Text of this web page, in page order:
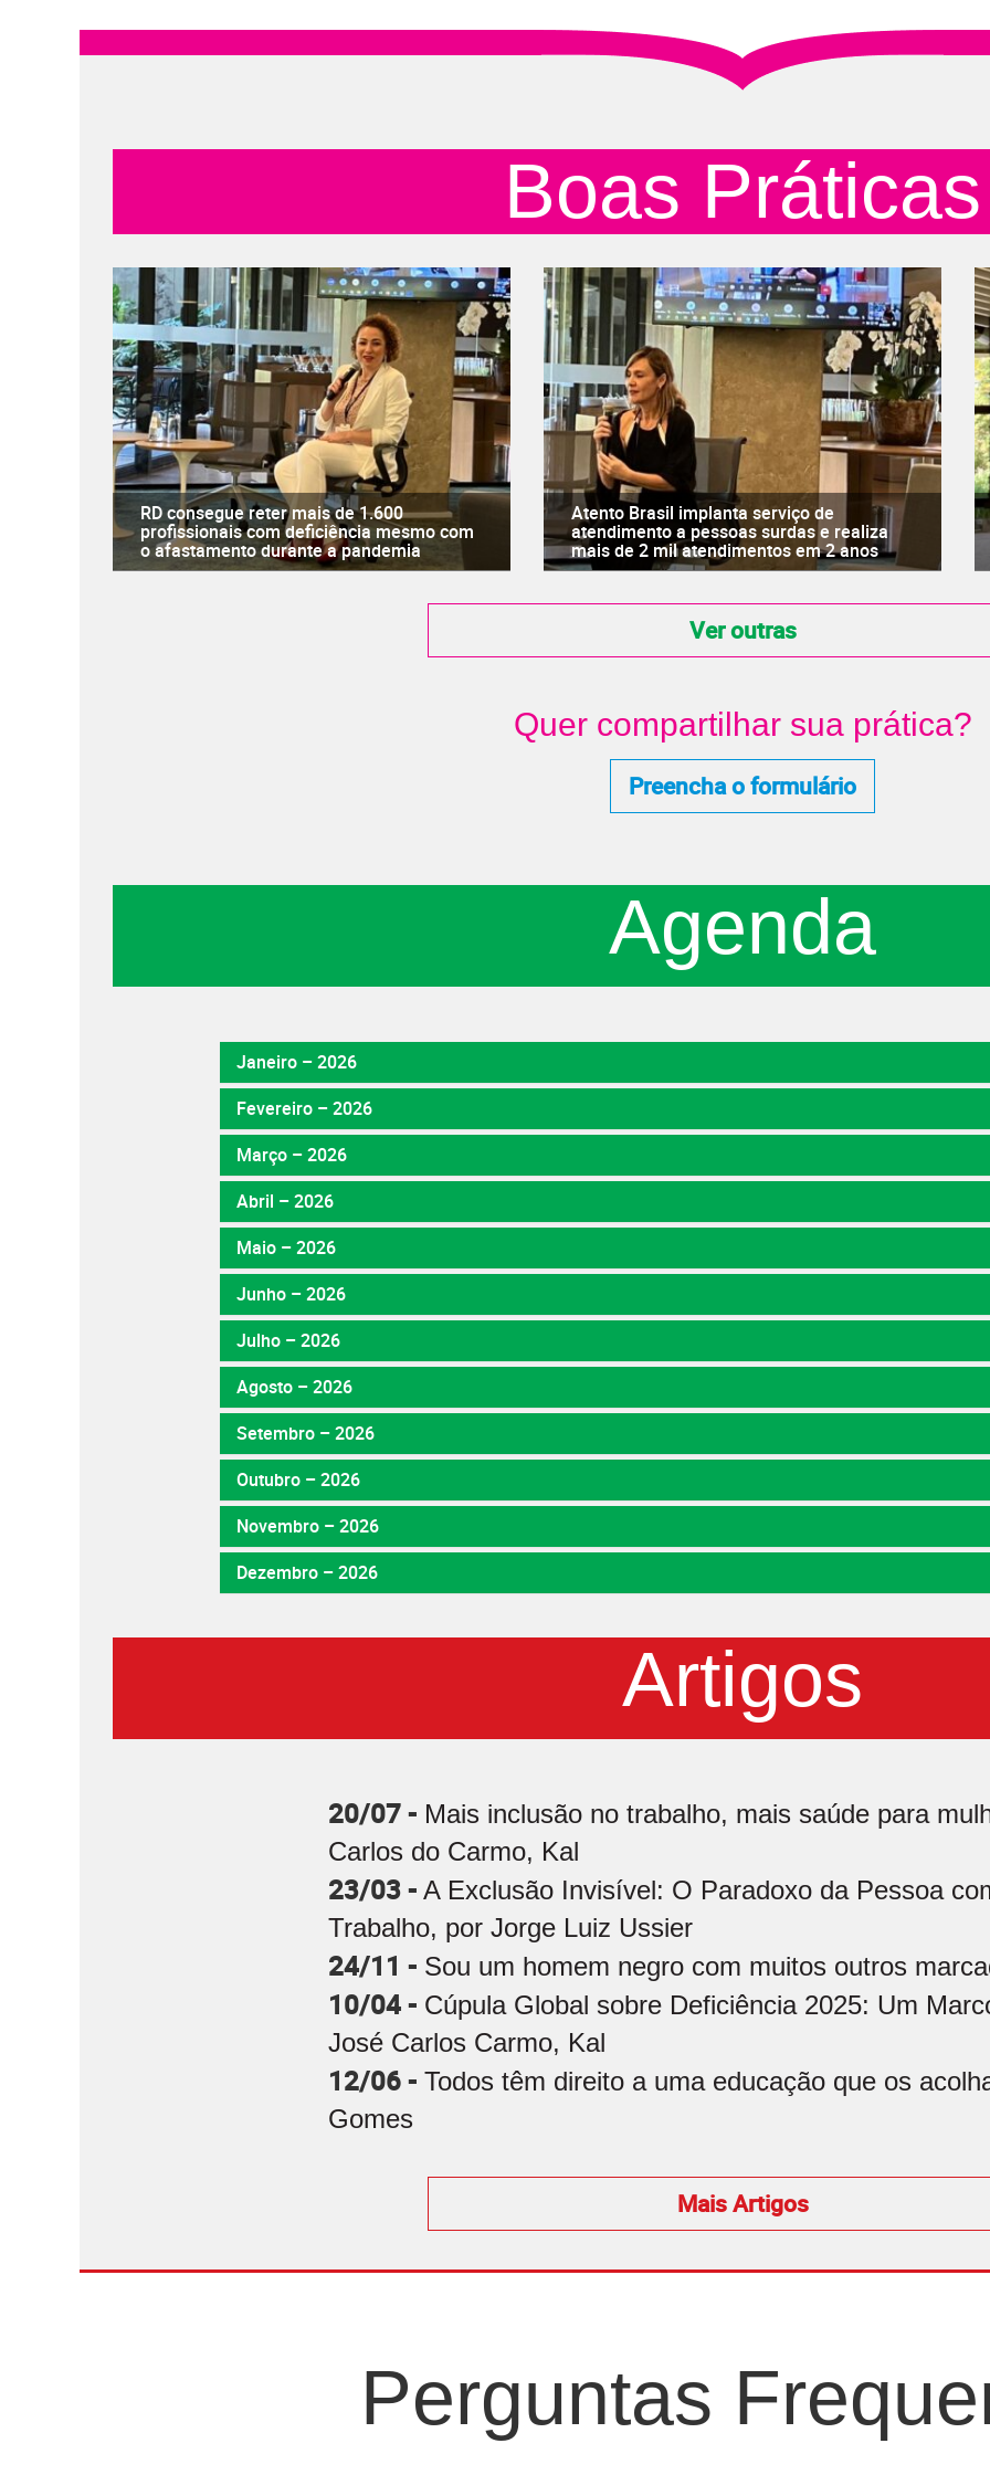
Boas Práticas
RD consegue reter mais de 1.600
profissionais com deficiência mesmo com
o afastamento durante a pandemia
Atento Brasil implanta serviço de
atendimento a pessoas surdas e realiza
mais de 2 mil atendimentos em 2 anos
Ver outras
Quer compartilhar sua prática?
Preencha o formulário
Agenda
Janeiro – 2026
Fevereiro – 2026
Março – 2026
Abril – 2026
Maio – 2026
Junho – 2026
Julho – 2026
Agosto – 2026
Setembro – 2026
Outubro – 2026
Novembro – 2026
Dezembro – 2026
Artigos
20/07 - Mais inclusão no trabalho, mais saúde para
Carlos do Carmo, Kal
23/03 - A Exclusão Invisível: O Paradoxo da Pessoa
Trabalho, por Jorge Luiz Ussier
24/11 - Sou um homem negro com muitos outros
10/04 - Cúpula Global sobre Deficiência 2025: Um
José Carlos Carmo, Kal
12/06 - Todos têm direito a uma educação que os
Gomes
Mais Artigos
Perguntas